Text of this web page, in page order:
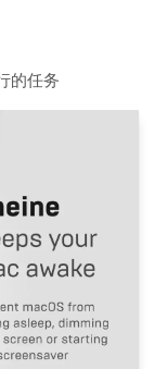
的任务